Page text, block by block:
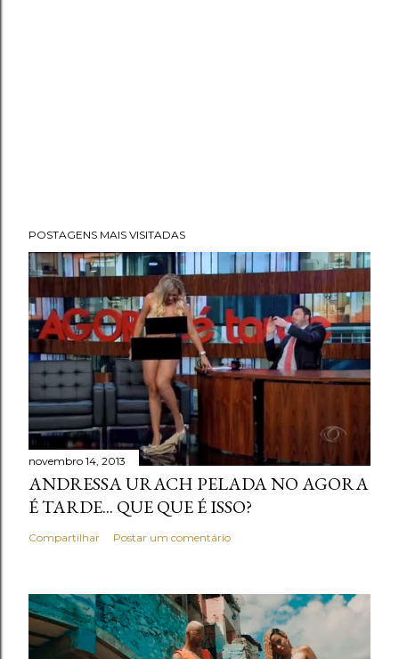
POSTAGENS MAIS VISITADAS
novembro 14, 2013
ANDRESSA URACH PELADA NO AGORA
É TARDE... QUE QUE É ISSO?
Compartilhar Postar um comentário